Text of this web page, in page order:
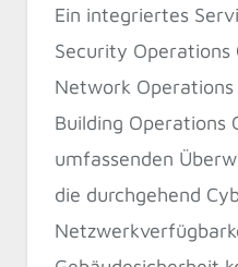
Ein integriertes
Security Operations
Network Operations
Building Operations
umfassenden
die durchgehend